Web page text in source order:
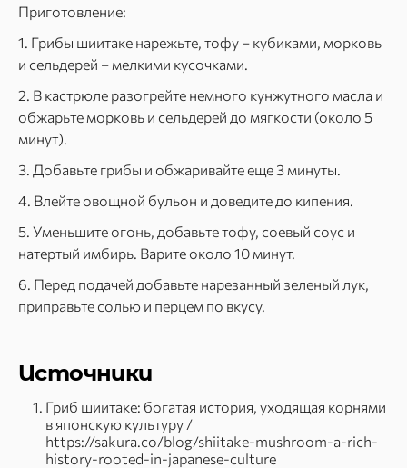
Приготовление:
1. Грибы шиитаке нарежьте, тофу – кубиками, морковь
и сельдерей – мелкими кусочками.
2. В кастрюле разогрейте немного кунжутного масла и
обжарьте морковь и сельдерей до мягкости (около 5
минут).
3. Добавьте грибы и обжаривайте еще 3 минуты.
4. Влейте овощной бульон и доведите до кипения.
5. Уменьшите огонь, добавьте тофу, соевый соус и
натертый имбирь. Варите около 10 минут.
6. Перед подачей добавьте нарезанный зеленый лук,
приправьте солью и перцем по вкусу.
Источники
Гриб шиитаке: богатая история, уходящая корнями
в японскую культуру /
https://sakura.co/blog/shiitake-mushroom-a-rich-
history-rooted-in-japanese-culture